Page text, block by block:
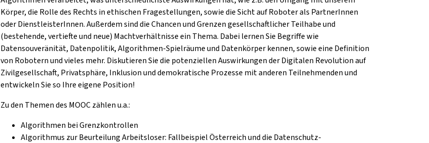
Körper, die Rolle des Rechts in ethischen Fragestellungen, sowie die Sicht auf Roboter als PartnerInnen
oder DienstleisterInnen. Außerdem sind die Chancen und Grenzen gesellschaftlicher Teilhabe und
(bestehende, vertiefte und neue) Machtverhältnisse ein Thema. Dabei lernen Sie Begriffe wie
Datensouveränität, Datenpolitik, Algorithmen-Spielräume und Datenkörper kennen, sowie eine Definition
von Robotern und vieles mehr. Diskutieren Sie die potenziellen Auswirkungen der Digitalen Revolution auf
Zivilgesellschaft, Privatsphäre, Inklusion und demokratische Prozesse mit anderen Teilnehmenden und
entwickeln Sie so Ihre eigene Position!
Zu den Themen des MOOC zählen u.a.:
Algorithmen bei Grenzkontrollen
Algorithmus zur Beurteilung Arbeitsloser: Fallbeispiel Österreich und die Datenschutz-